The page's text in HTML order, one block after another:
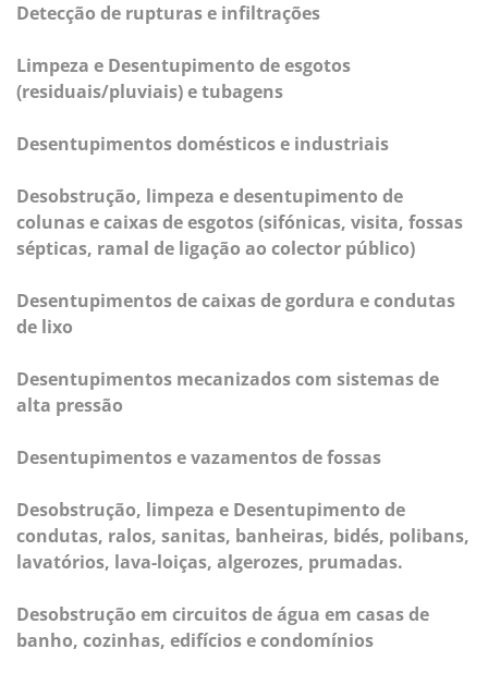
Detecção de rupturas e infiltrações
Limpeza e Desentupimento de esgotos
(residuais/pluviais) e tubagens
Desentupimentos domésticos e industriais
Desobstrução, limpeza e desentupimento de
colunas e caixas de esgotos (sifónicas, visita, fossas
sépticas, ramal de ligação ao colector público)
Desentupimentos de caixas de gordura e condutas
de lixo
Desentupimentos mecanizados com sistemas de
alta pressão
Desentupimentos e vazamentos de fossas
Desobstrução, limpeza e Desentupimento de
condutas, ralos, sanitas, banheiras, bidés, polibans,
lavatórios, lava-loiças, algerozes, prumadas.
Desobstrução em circuitos de água em casas de
banho, cozinhas, edifícios e condomínios